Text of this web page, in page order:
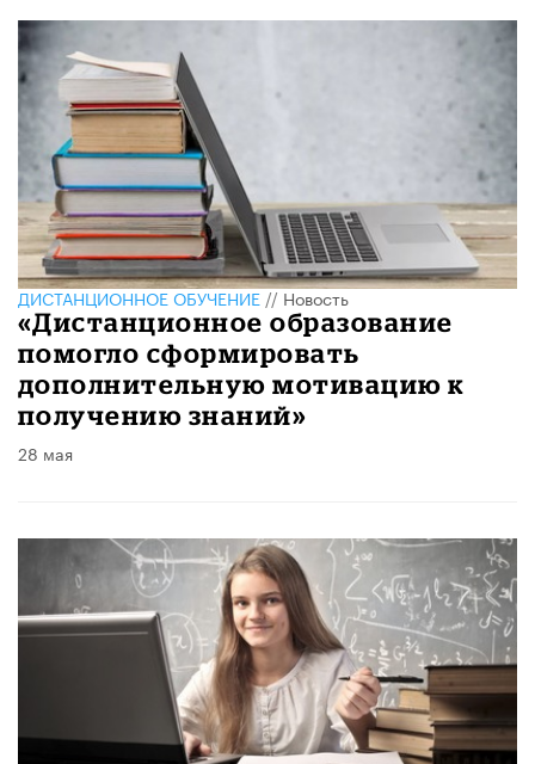
ДИСТАНЦИОННОЕ ОБУЧЕНИЕ//Новость
«Дистанционное образование
помогло сформировать
дополнительную мотивацию к
получению знаний»
28 мая